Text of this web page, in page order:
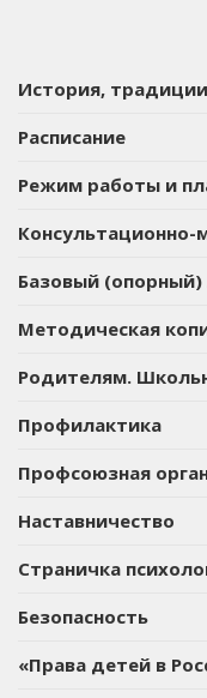
История,
Расписание
Режим работы и
Консультационно-
Базовый (опорный)
Методическая
Родителям.
Профилактика
Профсоюзная
Наставничество
Страничка
Безопасность
«Права детей в